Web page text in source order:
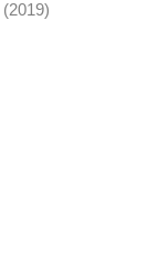
(2019)